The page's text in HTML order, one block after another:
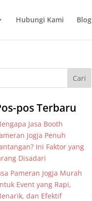
Hubungi Kami Blog
pos Terbaru
Jasa Booth
Jogja Penuh
Ini Faktor yang
Disadari
Pameran Jogja Murah
Event yang Rapi,
dan Efektif